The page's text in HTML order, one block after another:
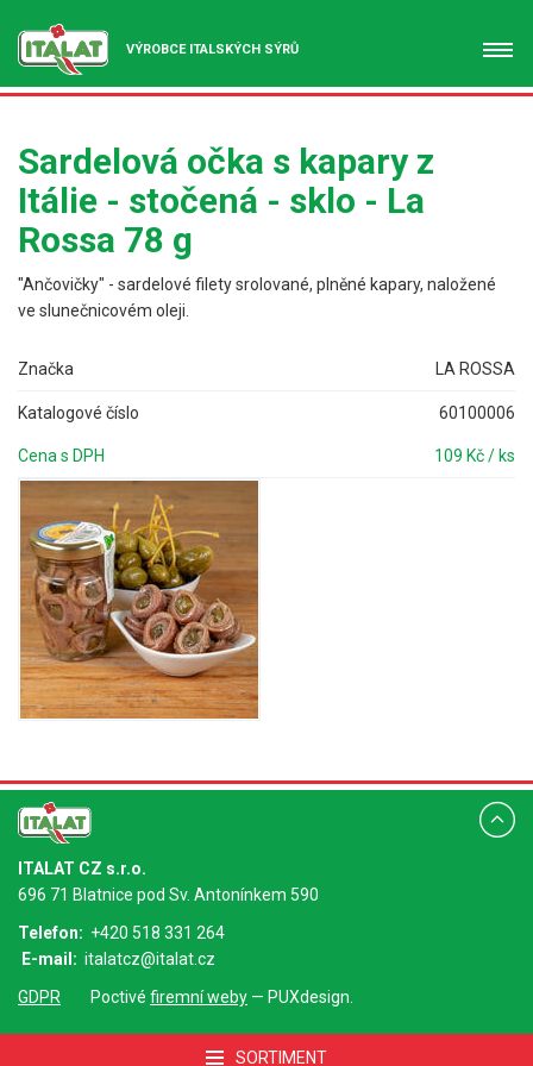
VÝROBCE ITALSKÝCH SÝRŮ
SORTIMENT
Sardelová očka s kapary z
Itálie - stočená - sklo - La
Rossa 78 g
"Ančovičky" - sardelové filety srolované, plněné kapary, naložené
ve slunečnicovém oleji.
Značka LA ROSSA
Katalogové číslo 60100006
Cena s DPH 109 Kč / ks
ITALAT CZ s.r.o.
696 71 Blatnice pod Sv. Antonínkem 590
Telefon: +420 518 331 264
E-mail: italatcz@italat.cz
GDPR
Poctivé firemní weby — PUXdesign.